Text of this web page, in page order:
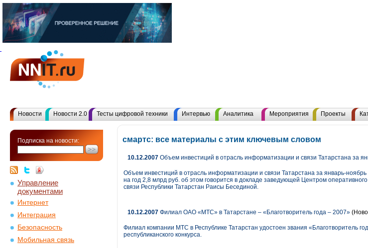
Новости Новости 2.0 Тесты цифровой техники Интервью Аналитика Мероприятия Проекты
Подписка на новости:
Управление
документами
Интернет
Интеграция
Безопасность
Мобильная связь
смартс: все материалы с этим ключевым словом
10.12.2007 Объем инвестиций в отрасль информатизации и связи Татарстана за
Объем инвестиций в отрасль информатизации и связи Татарстана за январь-
на год 2,8 млрд руб. об этом говорится в докладе заведующей Центром
связи Республики Татарстан Раисы Бесединой.
10.12.2007 Филиал ОАО «МТС» в Татарстане – «Благотворитель года – 2007»
Филиал компании МТС в Республике Татарстан удостоен звания «Благотворитель
республиканского конкурса.